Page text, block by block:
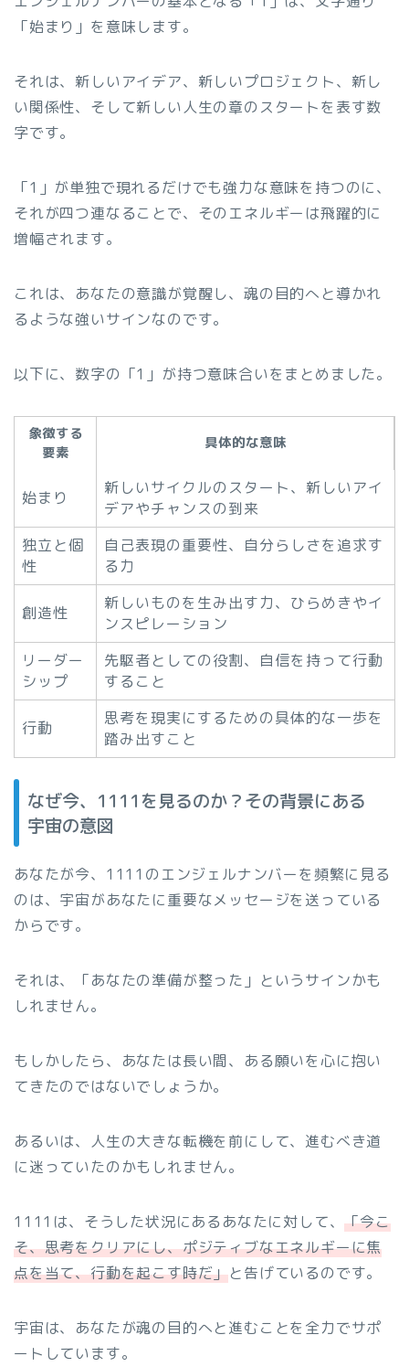
「始まり」を意味します。
それは、新しいアイデア、新しいプロジェクト、新し
い関係性、そして新しい人生の章のスタートを表す数
字です。
「1」が単独で現れるだけでも強力な意味を持つのに、
それが四つ連なることで、そのエネルギーは飛躍的に
増幅されます。
これは、あなたの意識が覚醒し、魂の目的へと導かれ
るような強いサインなのです。
以下に、数字の「1」が持つ意味合いをまとめました。
象徴する
要素
具体的な意味
始まり
新しいサイクルのスタート、新しいアイ
デアやチャンスの到来
独立と個
性
自己表現の重要性、自分らしさを追求す
る力
創造性
新しいものを生み出す力、ひらめきやイ
ンスピレーション
リーダー
シップ
先駆者としての役割、自信を持って行動
すること
行動
思考を現実にするための具体的な一歩を
踏み出すこと
なぜ今、1111を見るのか？その背景にある
宇宙の意図
あなたが今、1111のエンジェルナンバーを頻繁に見る
のは、宇宙があなたに重要なメッセージを送っている
からです。
それは、「あなたの準備が整った」というサインかも
しれません。
もしかしたら、あなたは長い間、ある願いを心に抱い
てきたのではないでしょうか。
あるいは、人生の大きな転機を前にして、進むべき道
に迷っていたのかもしれません。
1111は、そうした状況にあるあなたに対して、「今こ
そ、思考をクリアにし、ポジティブなエネルギーに焦
点を当て、行動を起こす時だ」と告げているのです。
宇宙は、あなたが魂の目的へと進むことを全力でサポ
ートしています。